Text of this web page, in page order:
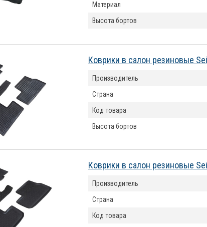
Материал
Высота бортов
Коврики в cалон резиновые
Производитель
Страна
Код товара
Высота бортов
Коврики в салон резиновые
Производитель
Страна
Код товара